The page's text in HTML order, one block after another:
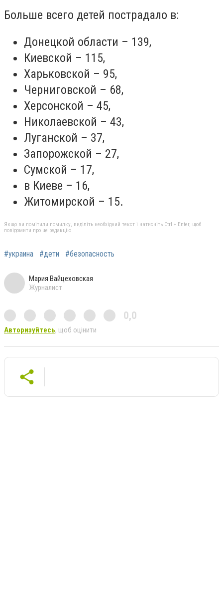
Больше всего детей пострадало в:
Донецкой области – 139,
Киевской – 115,
Харьковской – 95,
Черниговской – 68,
Херсонской – 45,
Николаевской – 43,
Луганской – 37,
Запорожской – 27,
Сумской – 17,
в Киеве – 16,
Житомирской – 15.
Якщо ви помітили помилку, виділіть необхідний текст і натисніть Ctrl + Enter, щоб
повідомити про це редакцію
#украина #дети #безопасность
Мария Вайцеховская
Журналист
0,0
Авторизуйтесь, щоб оцінити